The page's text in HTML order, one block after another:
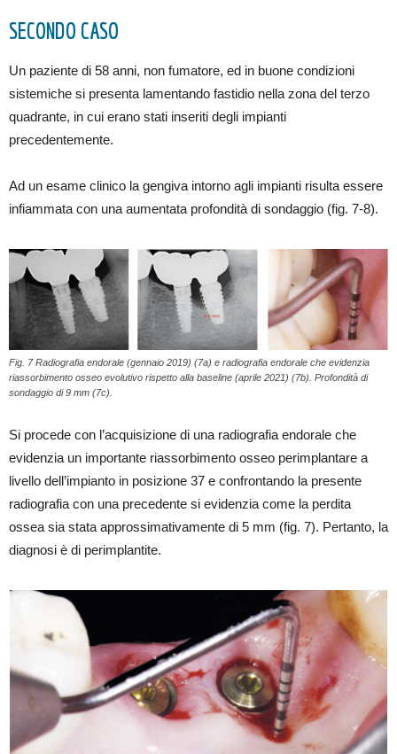
SECONDO CASO
Un paziente di 58 anni, non fumatore, ed in buone condizioni
sistemiche si presenta lamentando fastidio nella zona del terzo
quadrante, in cui erano stati inseriti degli impianti
precedentemente.
Ad un esame clinico la gengiva intorno agli impianti risulta essere
infiammata con una aumentata profondità di sondaggio (fig. 7-8).
Fig. 7 Radiografia endorale (gennaio 2019) (7a) e radiografia endorale che evidenzia
riassorbimento osseo evolutivo rispetto alla baseline (aprile 2021) (7b). Profondità di
sondaggio di 9 mm (7c).
Si procede con l’acquisizione di una radiografia endorale che
evidenzia un importante riassorbimento osseo perimplantare a
livello dell’impianto in posizione 37 e confrontando la presente
radiografia con una precedente si evidenzia come la perdita
ossea sia stata approssimativamente di 5 mm (fig. 7). Pertanto, la
diagnosi è di perimplantite.